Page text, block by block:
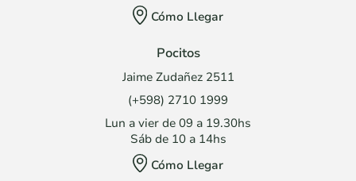
Cómo Llegar
Pocitos
Jaime Zudañez 2511
(+598) 2710 1999
Lun a vier de 09 a 19.30hs
Sáb de 10 a 14hs
Cómo Llegar